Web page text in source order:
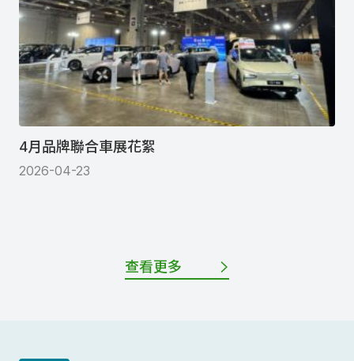
4月品牌聯合車展花絮
2026-04-23
查看更多